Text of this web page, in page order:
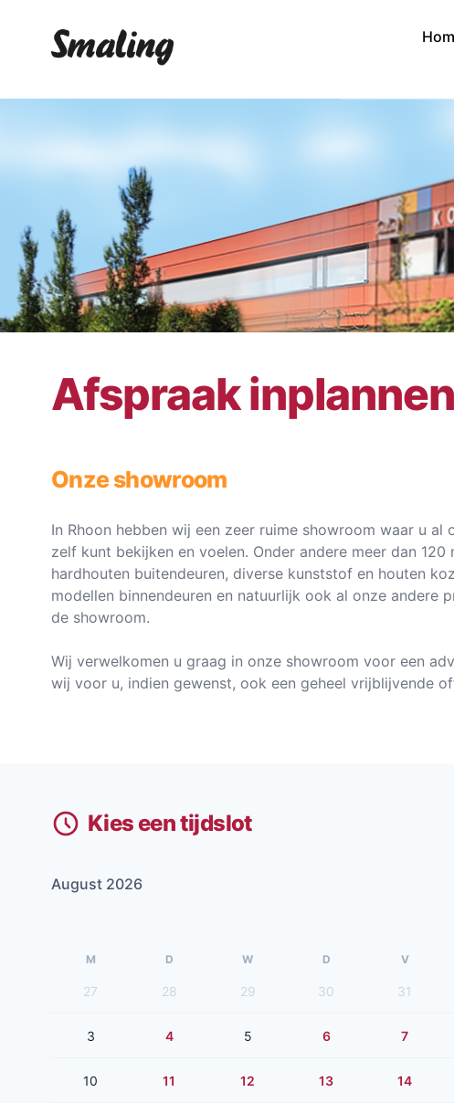
Afspraak inplannen
Onze showroom
In Rhoon hebben wij een zeer ruime showroom waar u al
zelf kunt bekijken en voelen. Onder andere meer dan 120
hardhouten buitendeuren, diverse kunststof en houten
modellen binnendeuren en natuurlijk ook al onze andere
de showroom.
Wij verwelkomen u graag in onze showroom voor een
wij voor u, indien gewenst, ook een geheel vrijblijvende
Kies een tijdslot
August 2026
M D W D V
27 28 29 30 31
3 4 5 6 7
10 11 12 13 14